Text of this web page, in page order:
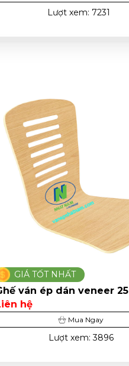
Lượt xem: 7216
GIÁ TỐT NHẤT
ván ép phủ veneer 32
hệ
Mua Ngay
Lượt xem: 3104